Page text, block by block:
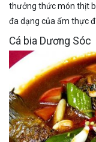
thưởng thức món thịt
đa dạng của ẩm thực
Cá bia Dương Sóc